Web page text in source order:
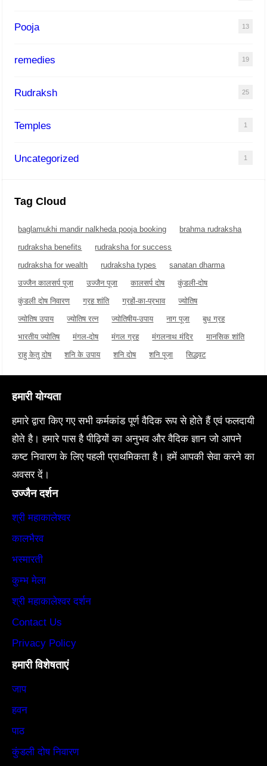
Pooja 13
remedies 19
Rudraksh 25
Temples 1
Uncategorized 1
Tag Cloud
baglamukhi mandir nalkheda pooja booking
brahma rudraksha
rudraksha benefits
rudraksha for success
rudraksha for wealth
rudraksha types
sanatan dharma
उज्जैन कालसर्प पूजा
उज्जैन पूजा कालसर्प दोष
कुंडली-दोष
कुंडली दोष निवारण
ग्रह शांति ग्रहों-का-प्रभाव
ज्योतिष
ज्योतिष उपाय
ज्योतिष रत्न ज्योतिषीय-उपाय नाग पूजा
बुध ग्रह
भारतीय ज्योतिष
मंगल-दोष मंगल ग्रह मंगलनाथ मंदिर
मानसिक शांति
राहु केतु दोष
शनि के उपाय शनि दोष शनि पूजा सिद्धवट
हमारी योग्यता
हमारे द्वारा किए गए सभी कर्मकांड पूर्ण वैदिक रूप से होते हैं एवं फलदायी
होते है। हमारे पास है पीढ़ियों का अनुभव और वैदिक ज्ञान जो आपने
कष्ट निवारण के लिए पहली प्राथमिकता है। हमें आपकी सेवा करने का
अवसर दें।
उज्जैन दर्शन
श्री महाकालेश्वर
कालभैरव
भस्मारती
कुम्भ मेला
श्री महाकालेश्वर दर्शन
Contact Us
Privacy Policy
हमारी विशेषताएं
जाप
हवन
पाठ
कुंडली दोष निवारण